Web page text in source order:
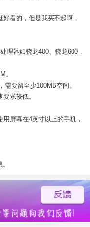
看的，但是我买不起啊，
理器如骁龙400、骁龙600，
。
要留至少100MB空间。
求较低。
屏幕在4英寸以上的手机，